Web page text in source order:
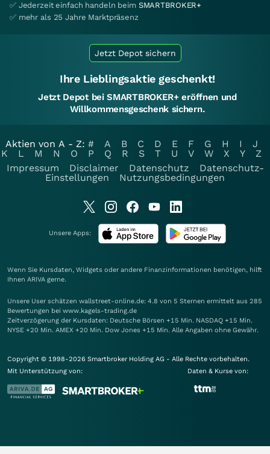
✅ Jederzeit einfach handeln beim SMARTBROKER+
✅ mehr als 25 Jahre Marktpräsenz
Jetzt Depot sichern
Ihre Lieblingsaktie geschenkt!
Jetzt Depot bei SMARTBROKER+ eröffnen und
Willkommensgeschenk sichern.
Aktien von A - Z: # A B C D E F G H I
J
K
L M N O P Q R S T U V W X Y
Z
Impressum
Disclaimer Datenschutz
Datenschutz-
Einstellungen
Nutzungsbedingungen
Unsere Apps:
Wenn Sie Kursdaten, Widgets oder andere Finanzinformationen benötigen, hilft
Ihnen ARIVA gerne.
Unsere User schätzen wallstreet-online.de: 4.8 von 5 Sternen ermittelt aus 285
Bewertungen bei www.kagels-trading.de
Zeitverzögerung der Kursdaten: Deutsche Börsen +15 Min. NASDAQ +15 Min.
NYSE +20 Min. AMEX +20 Min. Dow Jones +15 Min. Alle Angaben ohne Gewähr.
Copyright © 1998-2026 Smartbroker Holding AG - Alle Rechte vorbehalten.
Mit Unterstützung von:
Daten & Kurse von: